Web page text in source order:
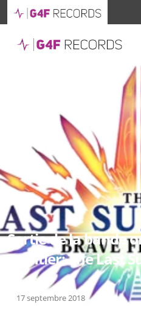
Sortie de la bande
Frontier: The Last
17 septembre 2018